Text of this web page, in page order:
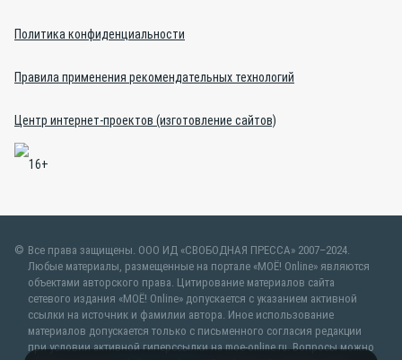
Политика конфиденциальности
Правила применения рекомендательных технологий
Центр интернет-проектов (изготовление сайтов)
Все права защищены. ООО ИД «СВОБОДНАЯ ПРЕССА» 2007–2024.
Любые материалы, размещенные на портале «МОЁ! Online» являются
объектами авторского права. Цитирование материалов сайта
сетевого издания «МОЁ! Online» допускается с указанием активной
ссылки на источник и фамилии автора. Иное использование
материалов допускается только с письменного согласия редакции
при условии активной гиперссылки на moe-online.ru. Вопросы можно